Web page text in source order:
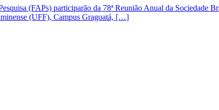
(FAPs) participarão da 78ª Reunião Anual da Sociedade
(UFF), Campus Gragoatá, […]